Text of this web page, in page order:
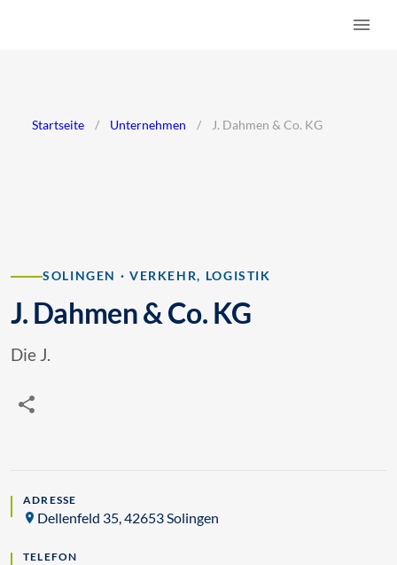
Startseite / Unternehmen / J. Dahmen & Co. KG
SOLINGEN · VERKEHR, LOGISTIK
J. Dahmen & Co. KG
Die J.
ADRESSE
Dellenfeld 35, 42653 Solingen
TELEFON